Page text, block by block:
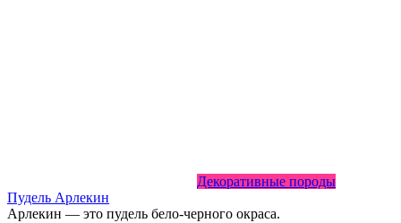
Декоративные породы
Пудель Арлекин
Арлекин — это пудель бело-черного окраса.